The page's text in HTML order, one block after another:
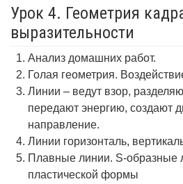
Урок 4. Геометрия
выразительности
Анализ домашних работ.
Голая геометрия.
Линии – ведут взор,
передают энергию, создают
направление.
Линии горизонталь,
Плавные линии. S-образные
пластической формы